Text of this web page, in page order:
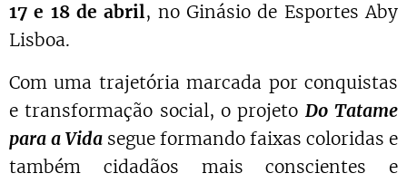
17 e 18 de abril, no Ginásio de Esportes Aby
Lisboa.
Com uma trajetória marcada por conquistas
e transformação social, o projeto Do Tatame
para a Vida segue formando faixas coloridas e
também cidadãos mais conscientes e